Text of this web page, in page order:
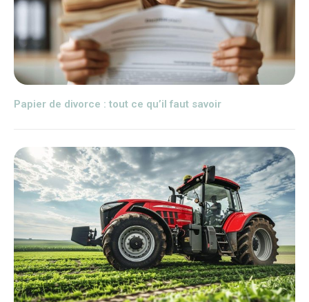
Papier de divorce : tout ce qu’il faut savoir